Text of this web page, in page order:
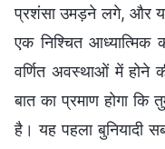
प्रशंसा उमड़ने लगे, और
एक निश्चित
वर्णित अवस्थाओं में होने
बात का प्रमाण होगा कि
है। यह पहला बुनियादी